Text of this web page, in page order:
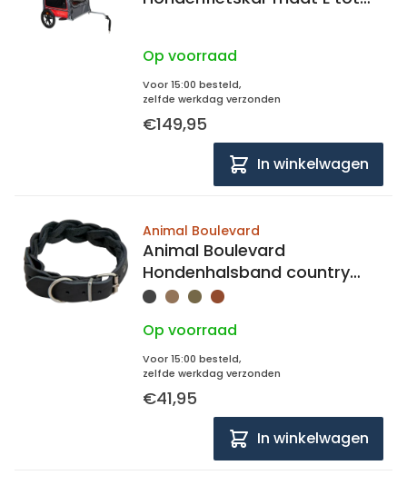
Op voorraad
Voor 15:00 besteld,
zelfde werkdag verzonden
€149,95
In winkelwagen
Animal Boulevard
Animal Boulevard
Hondenhalsband country
leer gevlochten 25mm breed,
Op voorraad
Voor 15:00 besteld,
zelfde werkdag verzonden
€41,95
In winkelwagen